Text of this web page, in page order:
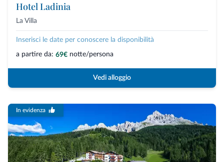
Hotel Ladinia
La Villa
Inserisci le date per conoscere la disponibilità
a partire da: 69€ notte/persona
Vedi alloggio
In evidenza